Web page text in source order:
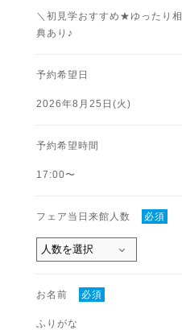
＼初見学おすすめ★ゆったり
典あり♪
予約希望日
2026年8月25日(火)
予約希望時間
17:00〜
フェア当日来館人数 必須
お名前 必須
ふりがな